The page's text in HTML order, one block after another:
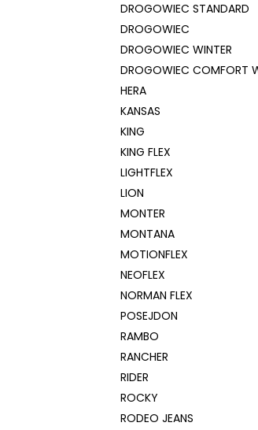
DROGOWIEC STANDARD
DROGOWIEC
DROGOWIEC WINTER
DROGOWIEC COMFORT
HERA
KANSAS
KING
KING FLEX
LIGHTFLEX
LION
MONTER
MONTANA
MOTIONFLEX
NEOFLEX
NORMAN FLEX
POSEJDON
RAMBO
RANCHER
RIDER
ROCKY
RODEO JEANS